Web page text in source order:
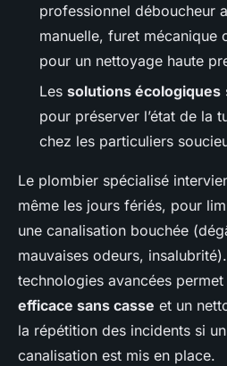
professionnel déboucheur
manuelle, furet mécanique
pour un nettoyage haute
Les solutions écologiques
pour préserver l’état de la
chez les particuliers
Le plombier spécialisé
même les jours fériés, pour
une canalisation bouchée
mauvaises odeurs, insalubrité).
technologies avancées permet
efficace sans casse et un
la répétition des incidents si
canalisation est mis en place.